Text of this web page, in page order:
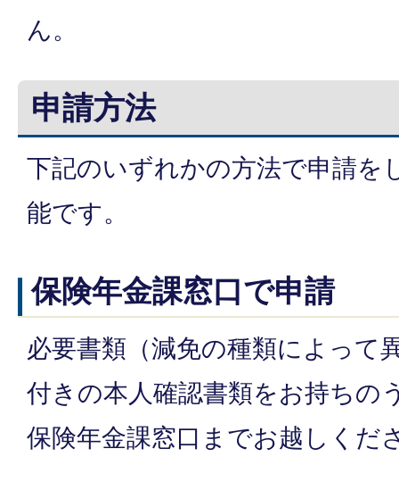
ん。
申請方法
下記のいずれかの方法で申請を
能です。
保険年金課窓口で申請
必要書類（減免の種類によって
付きの本人確認書類をお持ちの
保険年金課窓口までお越しくだ